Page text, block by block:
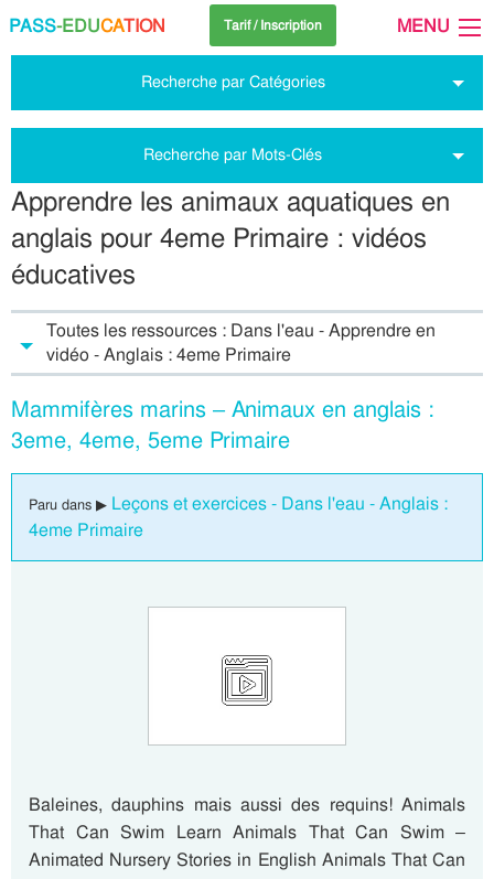
PASS-EDUCATION Tarif / Inscription MENU
Recherche par Catégories
Recherche par Mots-Clés
Apprendre les animaux aquatiques en
anglais pour 4eme Primaire : vidéos
éducatives
Toutes les ressources : Dans l'eau - Apprendre en
vidéo - Anglais : 4eme Primaire
Mammifères marins – Animaux en anglais :
3eme, 4eme, 5eme Primaire
Paru dans ▶ Leçons et exercices - Dans l'eau - Anglais :
4eme Primaire
Baleines, dauphins mais aussi des requins! Animals
That Can Swim Learn Animals That Can Swim –
Animated Nursery Stories in English Animals That Can